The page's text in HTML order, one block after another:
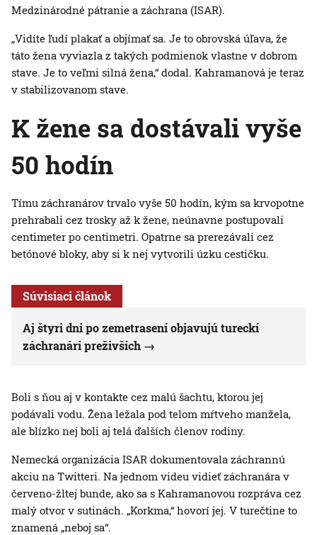
Medzinárodné pátranie a záchrana (ISAR).
„Vidíte ľudí plakať a objímať sa. Je to obrovská úľava, že
táto žena vyviazla z takých podmienok vlastne v dobrom
stave. Je to veľmi silná žena,“ dodal. Kahramanová je teraz
v stabilizovanom stave.
K žene sa dostávali vyše
50 hodín
Tímu záchranárov trvalo vyše 50 hodín, kým sa krvopotne
prehrabali cez trosky až k žene, neúnavne postupovali
centimeter po centimetri. Opatrne sa prerezávali cez
betónové bloky, aby si k nej vytvorili úzku cestičku.
Súvisiaci článok
Aj štyri dni po zemetrasení objavujú tureckí
záchranári preživších
Boli s ňou aj v kontakte cez malú šachtu, ktorou jej
podávali vodu. Žena ležala pod telom mŕtveho manžela,
ale blízko nej boli aj telá ďalších členov rodiny.
Nemecká organizácia ISAR dokumentovala záchrannú
akciu na Twitteri. Na jednom videu vidieť záchranára v
červeno-žltej bunde, ako sa s Kahramanovou rozpráva cez
malý otvor v sutinách. „Korkma,“ hovorí jej. V turečtine to
znamená „neboj sa“.